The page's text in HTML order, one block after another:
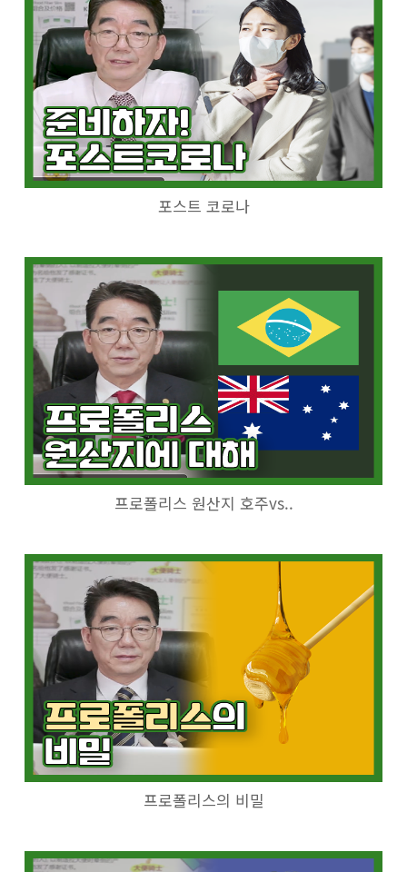
포스트 코로나
프로폴리스 원산지 호주vs..
프로폴리스의 비밀